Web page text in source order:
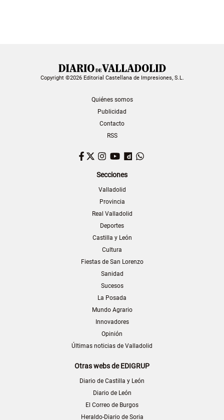
Copyright ©2026 Editorial Castellana de Impresiones, S.L.
Quiénes somos
Publicidad
Contacto
RSS
Facebook
TwitterInstagram
YouTubeDailymotion
Secciones
Valladolid
Provincia
Real Valladolid
Deportes
Castilla y León
Cultura
Fiestas de San Lorenzo
Sanidad
Sucesos
La Posada
Mundo Agrario
Innovadores
Opinión
Últimas noticias de Valladolid
Otras webs de EDIGRUP
Diario de Castilla y León
Diario de León
El Correo de Burgos
Heraldo-Diario de Soria